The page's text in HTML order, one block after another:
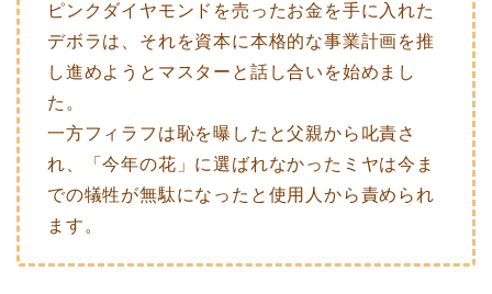
ピンクダイヤモンドを売ったお金を手に入れた
デボラは、それを資本に本格的な事業計画を推
し進めようとマスターと話し合いを始めまし
た。
一方フィラフは恥を曝したと父親から叱責さ
れ、「今年の花」に選ばれなかったミヤは今ま
での犠牲が無駄になったと使用人から責められ
ます。